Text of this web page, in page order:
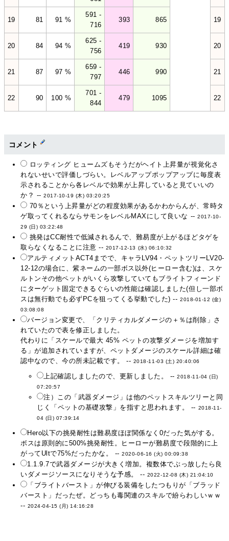
19 81 91 %
591 -
716
393 865 19
20 84 94 %
625 -
756
419 930 20
21 87 97 %
659 -
797
446 990 21
22 90 100 %
701 -
844
479 1095 22
コメント
ロッティング ヒュームズもそうだがヘイト上昇量が視覚化さ
れないせいで評価しづらい。レベルアップポップアップに毎度表
示されることから各レベルで効果が上昇していると見ていいの
か？ --2017-10-19 (木) 03:20:25
70％という上昇量がどの程度効果があるかわからんが、常時タ
ゲ取ってくれるならサモンをレベルMAXにして良いな --2017-10-
29 (日) 03:22:48
挑発はCC耐性で低減されるんで、難易度が上がるほどタゲを
取らなくなることに注意 -- 2017-12-13 (水) 06:10:32
アルティメットACT4までで、キャラLV94・ペットツリーLV20-
12-12の場合に、紫ネームの一部ボス以外(ヒーロー含む)は、スケ
ルトンその他ペットがいくら攻撃していてもブライトフィーンド
にターゲット固定できるぐらいの性能は確認しました(但し一部ボ
スは無行動でも必ずPCを狙ってくる挙動でした) --2018-01-12 (金)
03:08:08
バージョン変更で、「クリティカルダメージの＋％は削除」さ
れていたので表を修正しました。
代わりに「スケールで最大 45% ペットの攻撃ダメージを増加す
る」が追加されていますが、ペットダメージのスケール詳細は確
認中なので、今の所未記載です。 -- 2018-11-03 (土) 20:40:06
上記確認しましたので、更新しました。 --2018-11-04 (日)
07:20:57
注）この「武器ダメージ」は他のペットスキルツリーと同
じく「ペットの基礎攻撃」を指すと思われます。 -- 2018-11-
04 (日) 07:39:14
Hero以下の挑発耐性は難易度ほぼ関係なく0だった気がする。
ボスは原則的に500%挑発耐性。ヒーローが難易度で段階的に上
がってUltで75%だったかな。 --2020-06-16 (火) 00:09:38
1.1.9.7で武器ダメージが大きく増加。複数体でぶっ放したら良
いダメージソースになりそうな予感。 -- 2022-12-08 (木) 21:04:10
「ブライトバースト」が伸びる装備をしたつもりが「ブラッド
バースト」だったぜ。どっちも毒関連のスキルで紛らわしいｗｗ
-- 2024-04-15 (月) 14:16:28